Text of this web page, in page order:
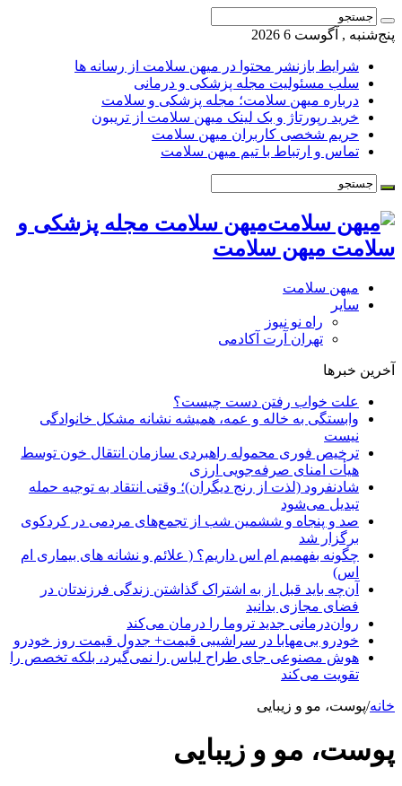
پنج‌شنبه , آگوست 6 2026
شرایط بازنشر محتوا در میهن سلامت از رسانه ها
سلب مسئولیت مجله پزشکی و درمانی
درباره میهن سلامت؛ مجله پزشکی و سلامت
خرید رپورتاژ و بک لینک میهن سلامت از تریبون
حریم شخصی کاربران میهن سلامت
تماس و ارتباط با تیم میهن سلامت
میهن سلامت مجله پزشکی و
سلامت میهن سلامت
میهن سلامت
سایر
راه نو نیوز
تهران آرت آکادمی
آخرین خبرها
علت خواب رفتن دست چیست؟
وابستگی به خاله و عمه، همیشه نشانه مشکل خانوادگی
نیست
ترخیص فوری محموله راهبردی سازمان انتقال خون توسط
هیأت امنای صرفه‌جویی ارزی
شادنفرود (لذت از رنج دیگران)؛ وقتی انتقاد به توجیه حمله
تبدیل می‌شود
صد و پنجاه‌ و ششمین شب از تجمع‌های مردمی در کردکوی
برگزار شد
چگونه بفهمیم ام اس داریم؟ ( علائم و نشانه های بیماری ام
اس)
آن‌چه باید قبل از به اشتراک گذاشتن زندگی فرزندتان در
فضای مجازی بدانید
روان‌درمانی جدید تروما را درمان می‌کند
خودرو بی‌مهابا در سراشیبی قیمت+ جدول قیمت روز خودرو
هوش مصنوعی جای طراح لباس را نمی‌گیرد، بلکه تخصص را
تقویت می‌کند
خانه/پوست، مو و زیبایی
پوست، مو و زیبایی